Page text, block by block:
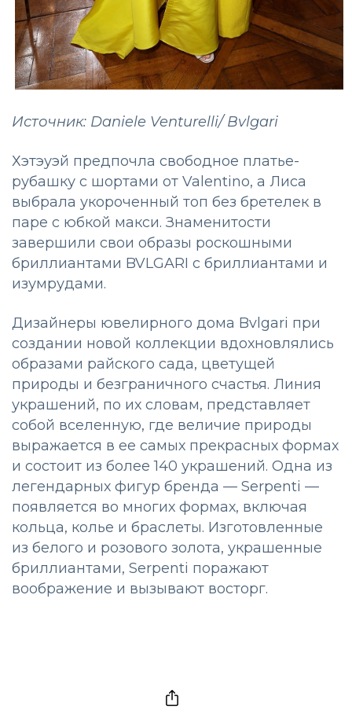
Источник: Daniele Venturelli/ Bvlgari
Хэтэуэй предпочла свободное платье-
рубашку с шортами от Valentino, а Лиcа
выбрала укороченный топ без бретелек в
паре с юбкой макси. Знаменитости
завершили свои образы роскошными
бриллиантами BVLGARI с бриллиантами и
изумрудами.
Дизайнеры ювелирного дома Bvlgari при
создании новой коллекции вдохновлялись
образами райского сада, цветущей
природы и безграничного счастья. Линия
украшений, по их словам, представляет
собой вселенную, где величие природы
выражается в ее самых прекрасных формах
и состоит из более 140 украшений. Одна из
легендарных фигур бренда — Serpenti —
появляется во многих формах, включая
кольца, колье и браслеты. Изготовленные
из белого и розового золота, украшенные
бриллиантами, Serpenti поражают
воображение и вызывают восторг.